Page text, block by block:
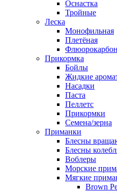
Оснастка
Тройные
Леска
Монофильная
Плетёная
Прикормка
Бойлы
Жидкие
Насадки
Паста
Пеллетс
Прикормки
Семена/зерна
Приманки
Блесны
Блесны
Воблеры
Морские
Мягкие
Brown